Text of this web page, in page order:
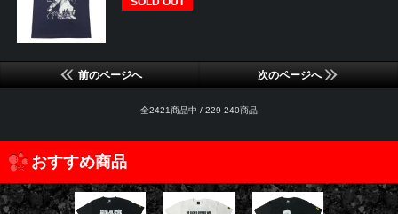
前のページへ 次のページへ
全2421商品中 / 229-240商品
おすすめ商品